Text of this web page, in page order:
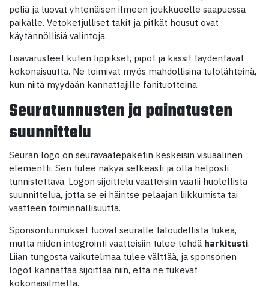
peliä ja luovat yhtenäisen ilmeen joukkueelle saapuessa
paikalle. Vetoketjulliset takit ja pitkät housut ovat
käytännöllisiä valintoja.
Lisävarusteet kuten lippikset, pipot ja kassit täydentävät
kokonaisuutta. Ne toimivat myös mahdollisina tulolähteinä,
kun niitä myydään kannattajille fanituotteina.
Seuratunnusten ja painatusten
suunnittelu
Seuran logo on seuravaatepaketin keskeisin visuaalinen
elementti. Sen tulee näkyä selkeästi ja olla helposti
tunnistettava. Logon sijoittelu vaatteisiin vaatii huolellista
suunnittelua, jotta se ei häiritse pelaajan liikkumista tai
vaatteen toiminnallisuutta.
Sponsoritunnukset tuovat seuralle taloudellista tukea,
mutta niiden integrointi vaatteisiin tulee tehdä harkitusti.
Liian tungosta vaikutelmaa tulee välttää, ja sponsorien
logot kannattaa sijoittaa niin, että ne tukevat
kokonaisilmettä.